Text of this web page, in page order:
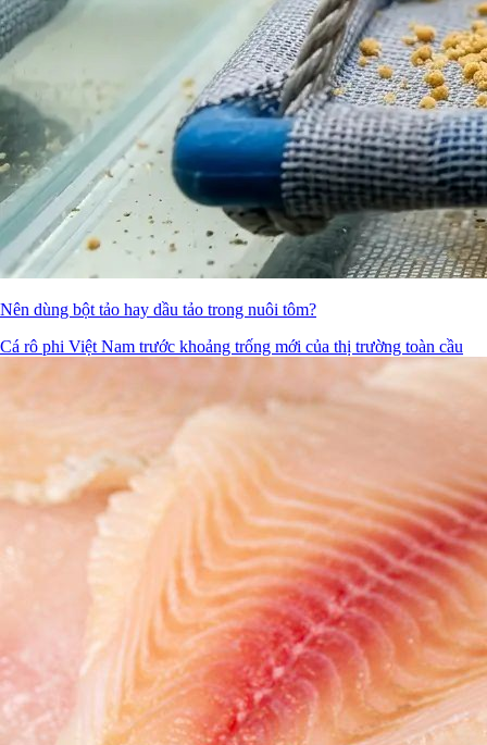
Nên dùng bột tảo hay dầu tảo trong nuôi tôm?
Cá rô phi Việt Nam trước khoảng trống mới của thị trường toàn cầu